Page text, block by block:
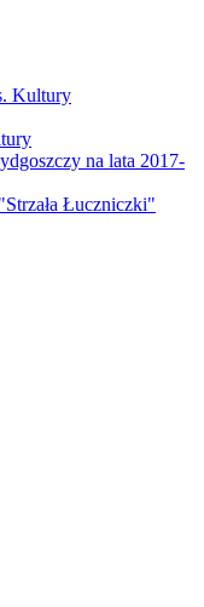
Kultury
na lata 2017-
Łuczniczki"